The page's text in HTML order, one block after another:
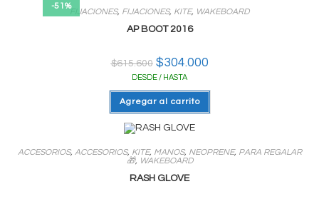
opciones
-51%
FIJACIONES, FIJACIONES, KITE, WAKEBOARD
AP BOOT 2016
$615.600 El
precio
original
era:
$615.600.
$304.000El
es:
DESDE / HASTA
Agregar al carrito
ACCESORIOS, ACCESORIOS, KITE, MANOS, NEOPRENE, PARA REGALAR
🎁, WAKEBOARD
RASH GLOVE